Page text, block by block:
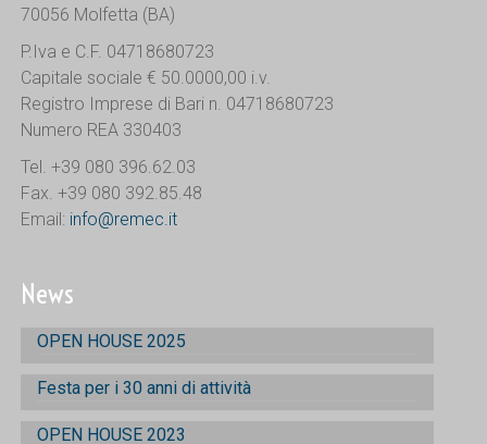
70056 Molfetta (BA)
P.Iva e C.F. 04718680723
Capitale sociale € 50.0000,00 i.v.
Registro Imprese di Bari n. 04718680723
Numero REA 330403
Tel. +39 080 396.62.03
Fax. +39 080 392.85.48
Email: info@remec.it
News
OPEN HOUSE 2025
Festa per i 30 anni di attività
OPEN HOUSE 2023